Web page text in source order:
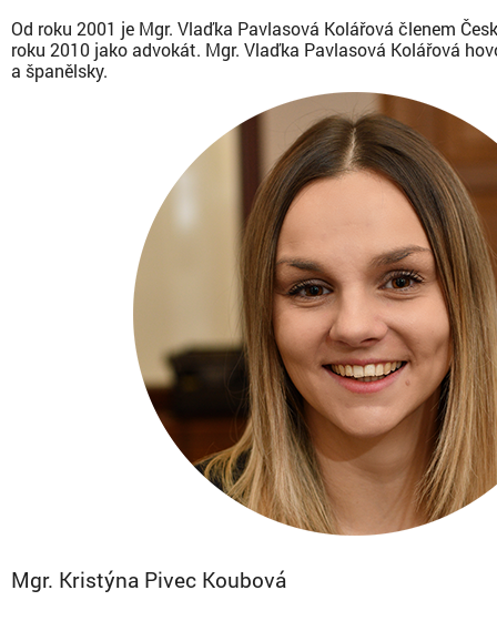
Od roku 2001 je Mgr. Vlaďka Pavlasová Kolářová členem
roku 2010 jako advokát. Mgr. Vlaďka Pavlasová Kolářová
a španělsky.
Mgr. Kristýna Pivec Koubová